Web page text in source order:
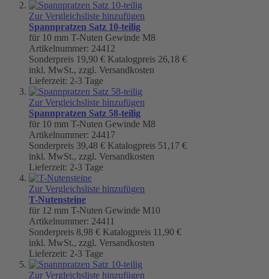
Zur Vergleichsliste hinzufügen
Spannpratzen Satz 10-teilig
für 10 mm T-Nuten Gewinde M8
Artikelnummer: 24412
Sonderpreis 19,90 € Katalogpreis 26,18 €
inkl. MwSt., zzgl. Versandkosten
Lieferzeit: 2-3 Tage
Zur Vergleichsliste hinzufügen
Spannpratzen Satz 58-teilig
für 10 mm T-Nuten Gewinde M8
Artikelnummer: 24417
Sonderpreis 39,48 € Katalogpreis 51,17 €
inkl. MwSt., zzgl. Versandkosten
Lieferzeit: 2-3 Tage
Zur Vergleichsliste hinzufügen
T-Nutensteine
für 12 mm T-Nuten Gewinde M10
Artikelnummer: 24411
Sonderpreis 8,98 € Katalogpreis 11,90 €
inkl. MwSt., zzgl. Versandkosten
Lieferzeit: 2-3 Tage
Zur Vergleichsliste hinzufügen